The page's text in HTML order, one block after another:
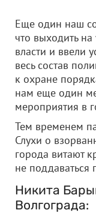
Еще один наш
что выходить на
власти и ввели
весь состав
к охране
нам еще один
мероприятия в
Тем временем
Слухи о
города витают
не поддаваться
Никита
Волгограда: